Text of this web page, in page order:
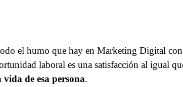
el humo que hay en Marketing Digital
laboral es una satisfacción al igual
de esa persona.